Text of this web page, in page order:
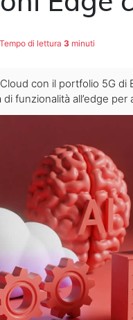
Tempo di lettura 3 minuti
con il portfolio 5G di
funzionalità all’edge